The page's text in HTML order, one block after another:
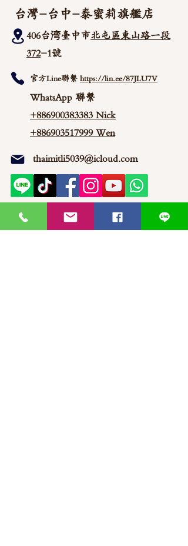
台灣-台中-泰蜜莉旗艦店
406台湾臺中市北屯區東山路一段
372-1號
官方Line聯繫 https://lin.ee/87JLU7V
WhatsApp 聯繫
+886900383383 Nick
+886903517999 Wen
thaimitli5039@icloud.com